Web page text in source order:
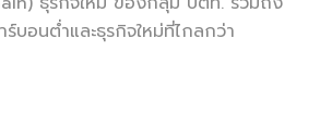
บอนต่ำและธุรกิจใหม่ที่ไกลกว่า